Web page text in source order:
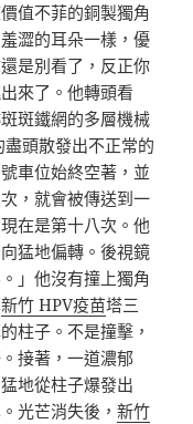
值不菲的銅製獨角
澀的耳朵一樣，優
是別看了，反正你
來了。他轉頭看
斑鐵網的多層機械
盡頭散發出不正常的
車位始終空著，並
，就會被傳送到一
在是第十八次。他
猛地偏轉。後視鏡
」他沒有撞上獨角
新竹 HPV疫苗塔三
柱子。不是撞擊，
接著，一道濃郁
地從柱子爆發出
光芒消失後，新竹